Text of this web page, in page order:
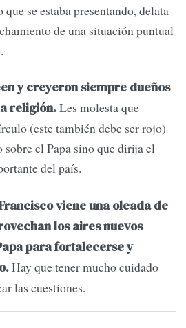
se estaba presentando, delata
de una situación puntual
y creyeron siempre dueños
religión.Les molesta que
(este también debe ser rojo)
el Papa sino que dirija el
del país.
viene una oleada de
los aires nuevos
para fortalecerse y
Hay que tener mucho cuidado
las cuestiones.